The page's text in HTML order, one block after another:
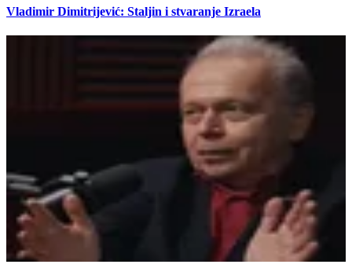
Vladimir Dimitrijević: Staljin i stvaranje Izraela